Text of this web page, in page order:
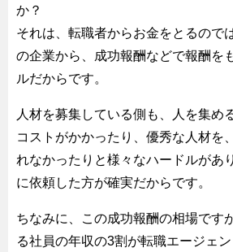
か？
それは、転職者からお金をとるので
の企業から、成功報酬などで報酬を
ルだからです。
人材を募集している側も、人を集め
コストがかかったり、優秀な人材を
れなかったりと様々なハードルがあ
に依頼した方が確実だからです。
ちなみに、この成功報酬の相場です
る社員の年収の3割が転職エージェ